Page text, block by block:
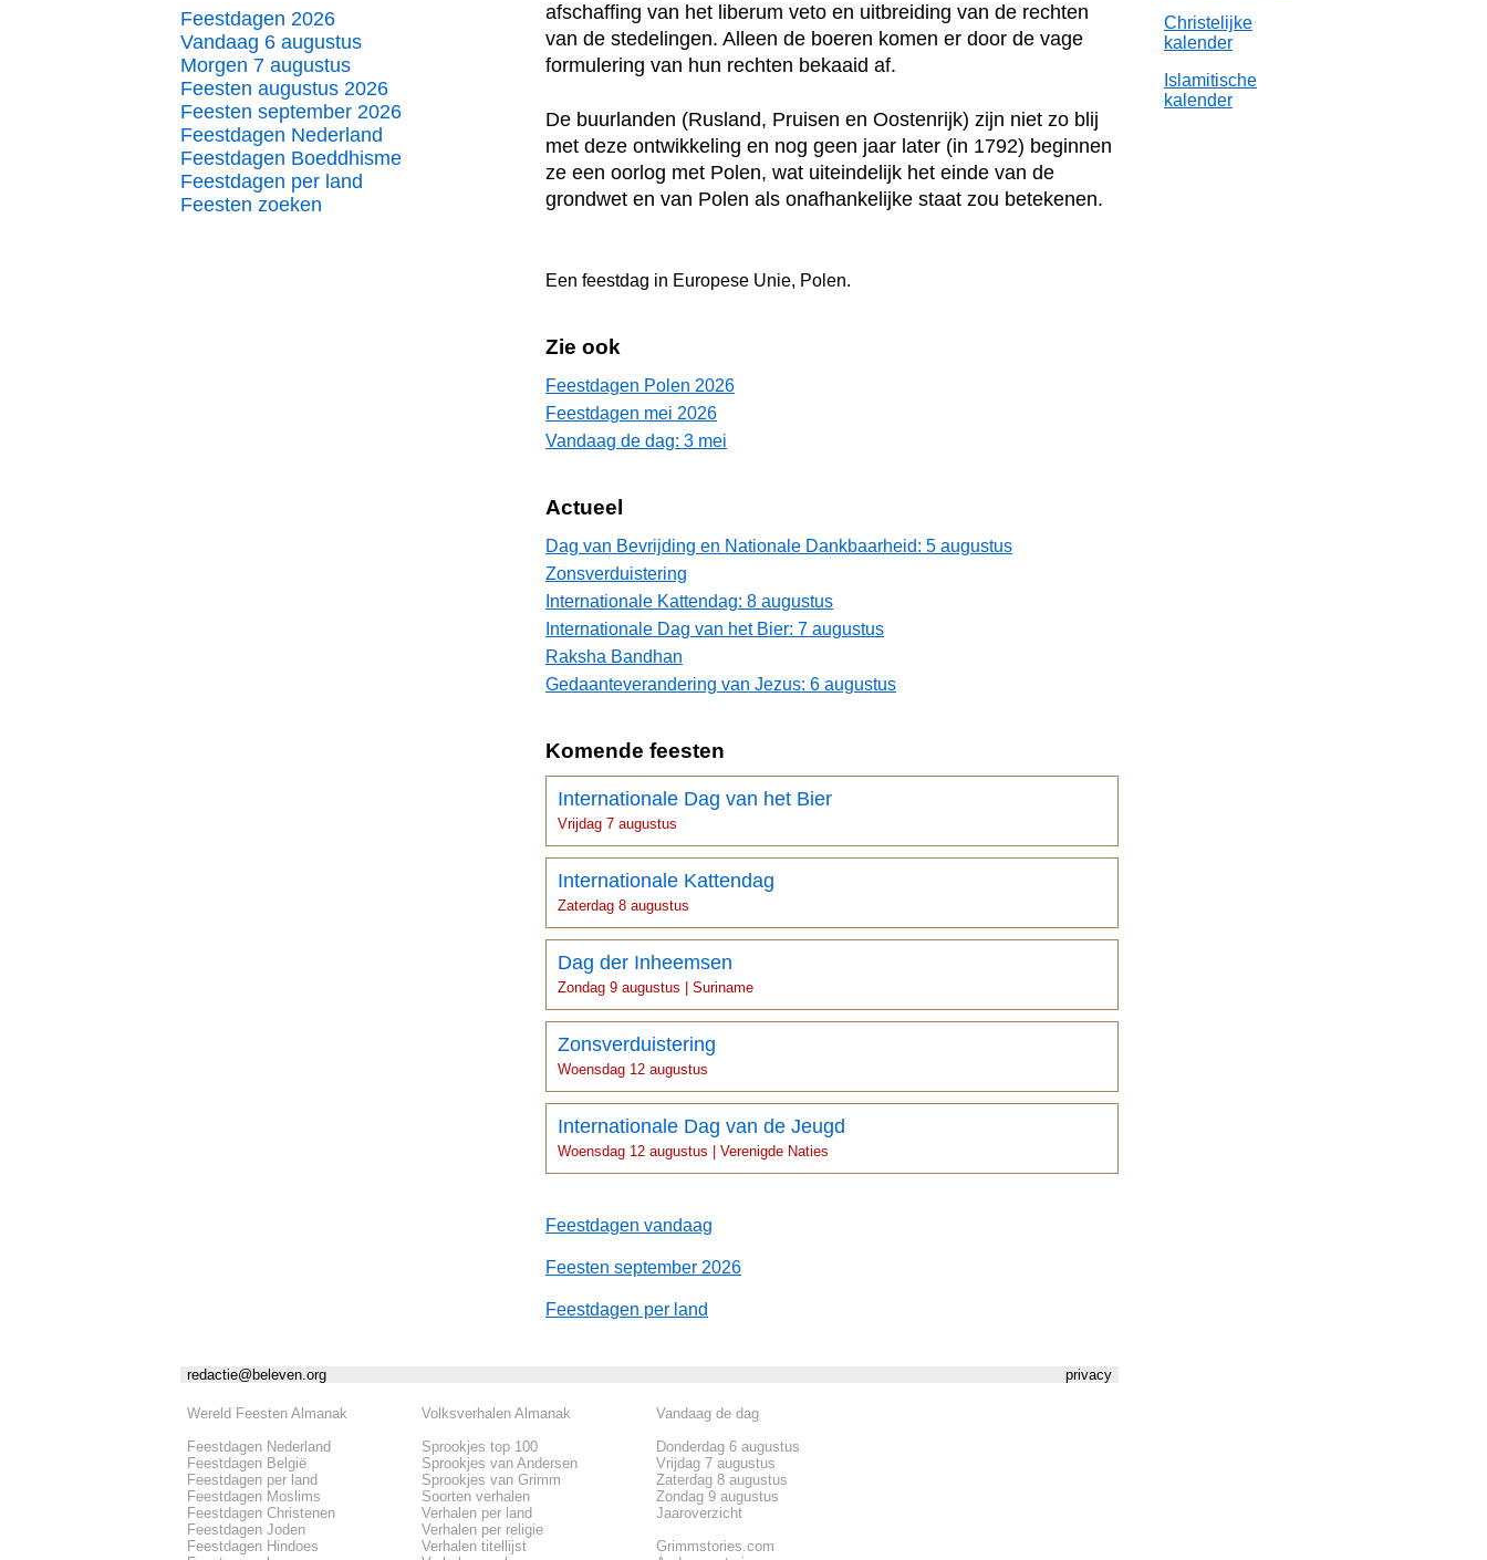
Feestdagen 2026
Vandaag 6 augustus
Morgen 7 augustus
Feesten augustus 2026
Feesten september 2026
Feestdagen Nederland
Feestdagen Boeddhisme
Feestdagen per land
Feesten zoeken
afschaffing van het liberum veto en uitbreiding van de rechten
van de stedelingen. Alleen de boeren komen er door de vage
formulering van hun rechten bekaaid af.
De buurlanden (Rusland, Pruisen en Oostenrijk) zijn niet zo blij
met deze ontwikkeling en nog geen jaar later (in 1792) beginnen
ze een oorlog met Polen, wat uiteindelijk het einde van de
grondwet en van Polen als onafhankelijke staat zou betekenen.
Een feestdag in Europese Unie, Polen.
Zie ook
Feestdagen Polen 2026
Feestdagen mei 2026
Vandaag de dag: 3 mei
Actueel
Dag van Bevrijding en Nationale Dankbaarheid: 5 augustus
Zonsverduistering
Internationale Kattendag: 8 augustus
Internationale Dag van het Bier: 7 augustus
Raksha Bandhan
Gedaanteverandering van Jezus: 6 augustus
Komende feesten
Internationale Dag van het Bier
Vrijdag 7 augustus
Internationale Kattendag
Zaterdag 8 augustus
Dag der Inheemsen
Zondag 9 augustus | Suriname
Zonsverduistering
Woensdag 12 augustus
Internationale Dag van de Jeugd
Woensdag 12 augustus | Verenigde Naties
Feestdagen vandaag
Feesten september 2026
Feestdagen per land
privacy
redactie@beleven.org
Wereld Feesten Almanak
Feestdagen Nederland
Feestdagen België
Feestdagen per land
Feestdagen Moslims
Feestdagen Christenen
Feestdagen Joden
Feestdagen Hindoes
Volksverhalen Almanak
Sprookjes top 100
Sprookjes van Andersen
Sprookjes van Grimm
Soorten verhalen
Verhalen per land
Verhalen per religie
Verhalen titellijst
Vandaag de dag
Donderdag 6 augustus
Vrijdag 7 augustus
Zaterdag 8 augustus
Zondag 9 augustus
Jaaroverzicht
Grimmstories.com
Christelijke
kalender
Islamitische
kalender